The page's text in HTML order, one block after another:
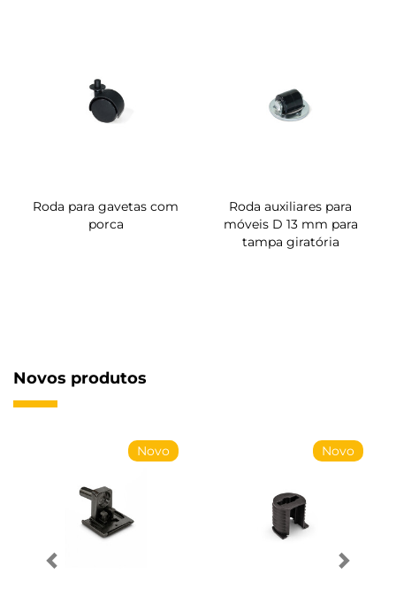
Roda para gavetas com
porca
Roda auxiliares para
móveis D 13 mm para
tampa giratória
Novos produtos
Novo Novo